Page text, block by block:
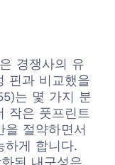
경쟁사의 유
핀과 비교했을
는 몇 가지 분
작은 풋프린트
을 절약하면서
하게 합니다.
된 내구성은